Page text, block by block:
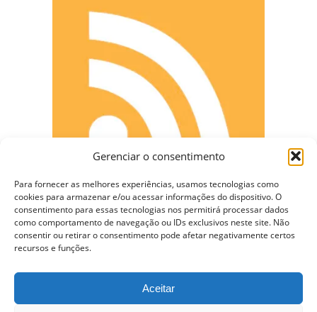
Gerenciar o consentimento
Para fornecer as melhores experiências, usamos tecnologias como
cookies para armazenar e/ou acessar informações do dispositivo. O
consentimento para essas tecnologias nos permitirá processar dados
como comportamento de navegação ou IDs exclusivos neste site. Não
consentir ou retirar o consentimento pode afetar negativamente certos
recursos e funções.
Aceitar
CONECTE-SE